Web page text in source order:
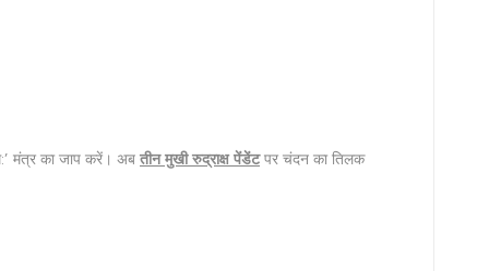
मंत्र का जाप करें। अब तीन मुखी रुद्राक्ष पेंडेंटपर चंदन का तिलक